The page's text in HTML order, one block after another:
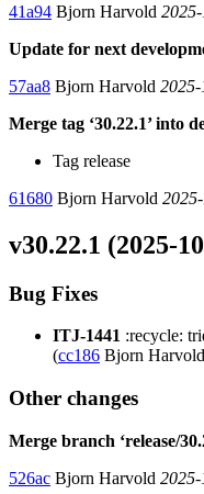
41a94 Bjorn Harvold
Update for next
57aa8 Bjorn Harvold
Merge tag ‘30.22.1’ into
Tag release
61680 Bjorn Harvold
v30.22.1 (2025-
Bug Fixes
ITJ-1441 :recycle:
(cc186 Bjorn
Other changes
Merge branch ‘release/
526ac Bjorn Harvold